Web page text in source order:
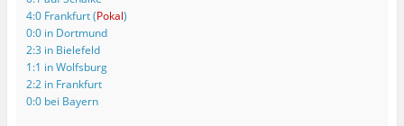
4:0 Frankfurt (Pokal)
0:0 in Dortmund
2:3 in Bielefeld
1:1 in Wolfsburg
2:2 in Frankfurt
0:0 bei Bayern